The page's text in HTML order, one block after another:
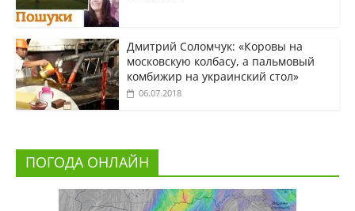
Дмитрий Соломчук: «Коровы на
московскую колбасу, а пальмовый
комбижир на украинский стол»
06.07.2018
ПОГОДА ОНЛАЙН